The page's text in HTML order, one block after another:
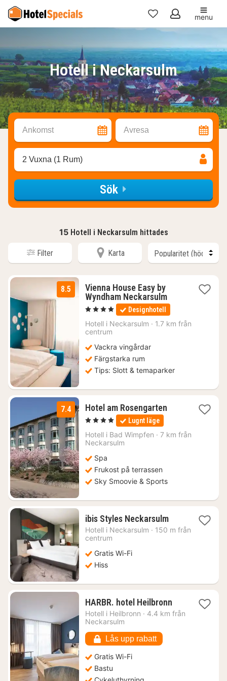
Mina
menu
Hotell i Neckarsulm
Ankomst Avresa
2 Vuxna (1 Rum)
Sök
15 Hotell i Neckarsulm hittades
Filter Karta
8.5
Vienna House Easy by
Wyndham Neckarsulm1
natt
från
1170
, 4 Stjärnor Designhotell
Hotell i Neckarsulm · 1.7 km från
centrum
Vackra vingårdar
Färgstarka rum
Tips: Slott & temaparker
7.4 Hotel am Rosengarten1
1057
, 4 Stjärnor Lugnt läge
Hotell i Bad Wimpfen · 7 km från
Neckarsulm
Spa
Frukost på terrassen
Sky Smoovie & Sports
ibis Styles Neckarsulm1
natt
Hotell i Neckarsulm · 150 m från
centrum
Gratis Wi-Fi
Hiss
HARBR. hotel Heilbronn1
natt
Hotell i Heilbronn · 4.4 km från
Neckarsulm
Lås upp rabatt
Gratis Wi-Fi
Bastu